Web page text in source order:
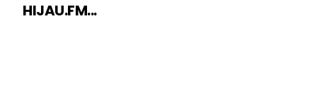
HIJAU.FM...